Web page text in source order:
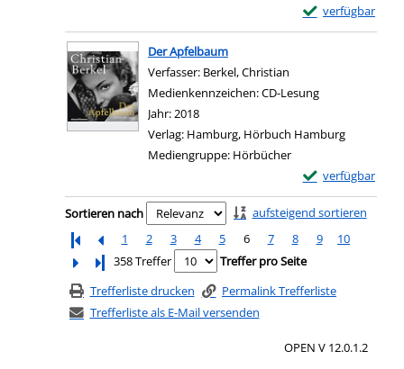
verfügbar
Exemplar-Details
Zum Download
Der Apfelbaum
Verfasser: Berkel, Christian
Medienkennzeichen:CD-Lesung
Jahr:2018
Verlag: Hamburg, Hörbuch Hamburg
Mediengruppe: Hörbücher
verfügbar
Exemplar-Details
Zum Download
Zu den Suchfiltern springen
Sortieren nach
aufsteigend sortieren
1
2 3 4 5 6 7 8 9
10
Letzte Seite
358 Treffer
Treffer pro Seite
Trefferliste drucken
Permalink Trefferliste
Trefferliste als E-Mail versenden
OPEN V 12.0.1.2